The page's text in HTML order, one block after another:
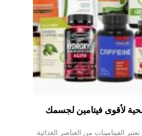
لأقوى فيتامين لجسمك
الفيتامينات من العناصر الغذائية